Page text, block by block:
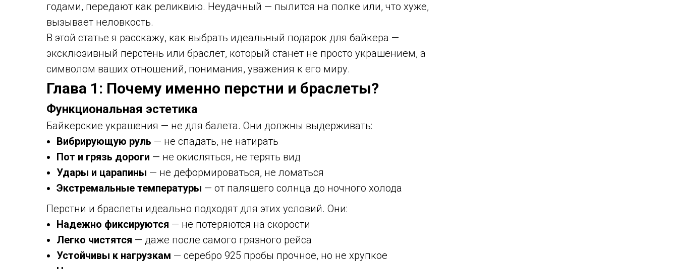
годами, передают как реликвию. Неудачный — пылится на полке или, что хуже,
вызывает неловкость.
В этой статье я расскажу, как выбрать идеальный подарок для байкера —
эксклюзивный перстень или браслет, который станет не просто украшением, а
символом ваших отношений, понимания, уважения к его миру.
Глава 1: Почему именно перстни и браслеты?
Функциональная эстетика
Байкерские украшения — не для балета. Они должны выдерживать:
Вибрирующую руль — не спадать, не натирать
Пот и грязь дороги — не окисляться, не терять вид
Удары и царапины — не деформироваться, не ломаться
Экстремальные температуры — от палящего солнца до ночного холода
Перстни и браслеты идеально подходят для этих условий. Они:
Надежно фиксируются — не потеряются на скорости
Легко чистятся — даже после самого грязного рейса
Устойчивы к нагрузкам — серебро 925 пробы прочное, но не хрупкое